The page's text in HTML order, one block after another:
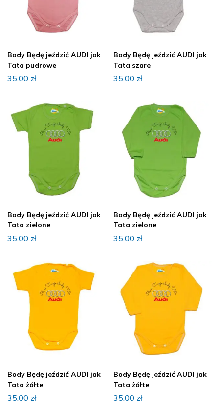
Body Będę jeździć AUDI jak
Tata pudrowe
35.00 zł
Body Będę jeździć AUDI jak
Tata szare
35.00 zł
Body Będę jeździć AUDI jak
Tata zielone
35.00 zł
Body Będę jeździć AUDI jak
Tata zielone
35.00 zł
Body Będę jeździć AUDI jak
Tata żółte
35.00 zł
Body Będę jeździć AUDI jak
Tata żółte
35.00 zł